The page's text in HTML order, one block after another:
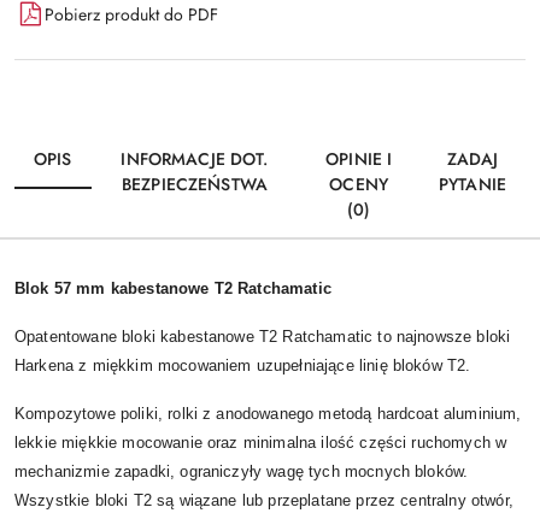
Pobierz produkt do PDF
OPIS
INFORMACJE DOT.
BEZPIECZEŃSTWA
OPINIE I
OCENY
(0)
ZADAJ
PYTANIE
Blok 57 mm kabestanowe T2 Ratchamatic
Opatentowane bloki kabestanowe T2 Ratchamatic to najnowsze bloki
Harkena z miękkim mocowaniem uzupełniające linię bloków T2.
Kompozytowe poliki, rolki z anodowanego metodą hardcoat aluminium,
lekkie miękkie mocowanie oraz minimalna ilość części ruchomych w
mechanizmie zapadki, ograniczyły wagę tych mocnych bloków.
Wszystkie bloki T2 są wiązane lub przeplatane przez centralny otwór,